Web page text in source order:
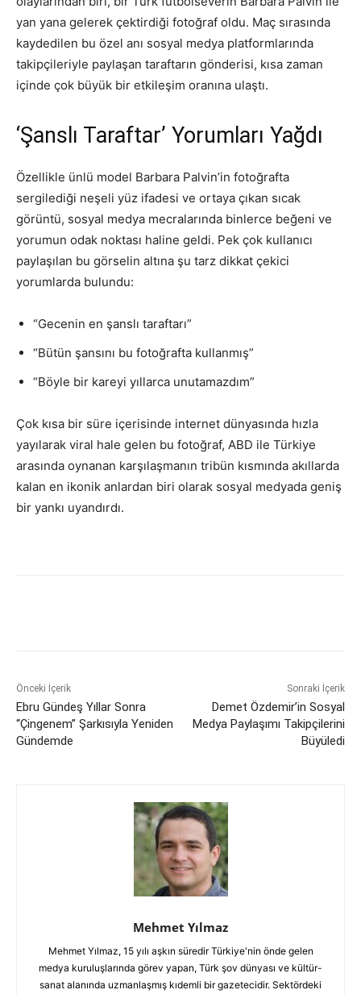
yan yana gelerek çektirdiği fotoğraf oldu. Maç sırasında
kaydedilen bu özel anı sosyal medya platformlarında
takipçileriyle paylaşan taraftarın gönderisi, kısa zaman
içinde çok büyük bir etkileşim oranına ulaştı.
‘Şanslı Taraftar’ Yorumları Yağdı
Özellikle ünlü model Barbara Palvin’in fotoğrafta
sergilediği neşeli yüz ifadesi ve ortaya çıkan sıcak
görüntü, sosyal medya mecralarında binlerce beğeni ve
yorumun odak noktası haline geldi. Pek çok kullanıcı
paylaşılan bu görselin altına şu tarz dikkat çekici
yorumlarda bulundu:
“Gecenin en şanslı taraftarı”
“Bütün şansını bu fotoğrafta kullanmış”
“Böyle bir kareyi yıllarca unutamazdım”
Çok kısa bir süre içerisinde internet dünyasında hızla
yayılarak viral hale gelen bu fotoğraf, ABD ile Türkiye
arasında oynanan karşılaşmanın tribün kısmında akıllarda
kalan en ikonik anlardan biri olarak sosyal medyada geniş
bir yankı uyandırdı.
Önceki İçerik
Ebru Gündeş Yıllar Sonra
“Çingenem” Şarkısıyla Yeniden
Gündemde
Sonraki İçerik
Demet Özdemir’in Sosyal
Medya Paylaşımı Takipçilerini
Büyüledi
Mehmet Yılmaz
Mehmet Yılmaz, 15 yılı aşkın süredir Türkiye'nin önde gelen
medya kuruluşlarında görev yapan, Türk şov dünyası ve kültür-
sanat alanında uzmanlaşmış kıdemli bir gazetecidir. Sektördeki